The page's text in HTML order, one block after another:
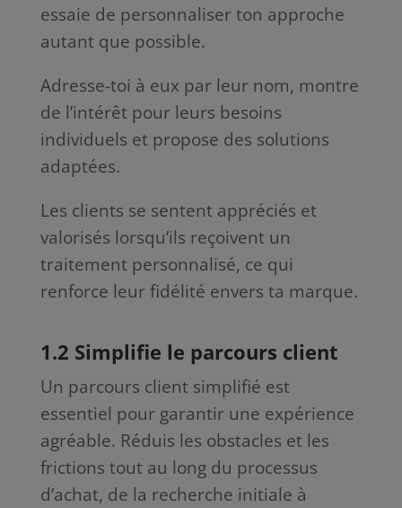
essaie de personnaliser ton approche
autant que possible.
Adresse-toi à eux par leur nom, montre
de l’intérêt pour leurs besoins
individuels et propose des solutions
adaptées.
Les clients se sentent appréciés et
valorisés lorsqu’ils reçoivent un
traitement personnalisé, ce qui
renforce leur fidélité envers ta marque.
1.2 Simplifie le parcours client
Un parcours client simplifié est
essentiel pour garantir une expérience
agréable. Réduis les obstacles et les
frictions tout au long du processus
d’achat, de la recherche initiale à